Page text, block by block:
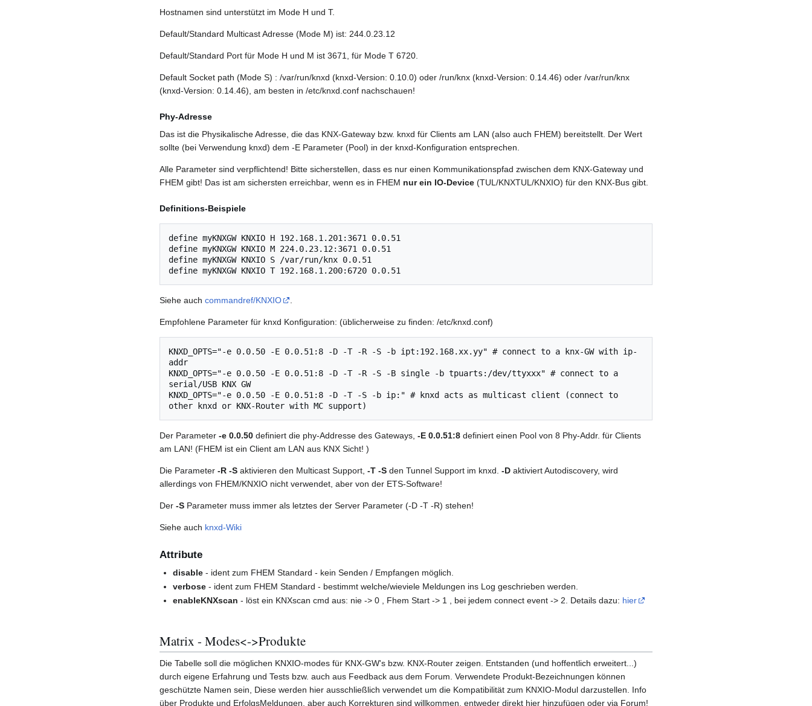
Hostnamen sind unterstützt im Mode H und T.
Default/Standard Multicast Adresse (Mode M) ist: 244.0.23.12
Default/Standard Port für Mode H und M ist 3671, für Mode T 6720.
Default Socket path (Mode S) : /var/run/knxd (knxd-Version: 0.10.0) oder /run/knx (knxd-Version: 0.14.46) oder /var/run/knx
(knxd-Version: 0.14.46), am besten in /etc/knxd.conf nachschauen!
Phy-Adresse
Das ist die Physikalische Adresse, die das KNX-Gateway bzw. knxd für Clients am LAN (also auch FHEM) bereitstellt. Der Wert
sollte (bei Verwendung knxd) dem -E Parameter (Pool) in der knxd-Konfiguration entsprechen.
Alle Parameter sind verpflichtend! Bitte sicherstellen, dass es nur einen Kommunikationspfad zwischen dem KNX-Gateway und
FHEM gibt! Das ist am sichersten erreichbar, wenn es in FHEM nur ein IO-Device (TUL/KNXTUL/KNXIO) für den KNX-Bus gibt.
Definitions-Beispiele
define myKNXGW KNXIO H 192.168.1.201:3671 0.0.51
define myKNXGW KNXIO M 224.0.23.12:3671 0.0.51
define myKNXGW KNXIO S /var/run/knx 0.0.51
Siehe auch commandref/KNXIO
Empfohlene Parameter für knxd Konfiguration: (üblicherweise zu finden: /etc/knxd.conf)
KNXD_OPTS="-e 0.0.50 -E 0.0.51:8 -D -T -R -S -b ipt:192.168.xx.yy" # connect to a knx-GW with ip-
addr
KNXD_OPTS="-e 0.0.50 -E 0.0.51:8 -D -T -R -S -B single -b tpuarts:/dev/ttyxxx" # connect to a
serial/USB KNX GW
KNXD_OPTS="-e 0.0.50 -E 0.0.51:8 -D -T -S -b ip:" # knxd acts as multicast client (connect to
Der Parameter -e 0.0.50 definiert die phy-Addresse des Gateways, -E 0.0.51:8 definiert einen Pool von 8 Phy-Addr. für Clients
am LAN! (FHEM ist ein Client am LAN aus KNX Sicht! )
Die Parameter -R -S aktivieren den Multicast Support, -T -S den Tunnel Support im knxd. -D aktiviert Autodiscovery, wird
allerdings von FHEM/KNXIO nicht verwendet, aber von der ETS-Software!
Der -S Parameter muss immer als letztes der Server Parameter (-D -T -R) stehen!
Siehe auch knxd-Wiki
Attribute
disable - ident zum FHEM Standard - kein Senden / Empfangen möglich.
verbose - ident zum FHEM Standard - bestimmt welche/wieviele Meldungen ins Log geschrieben werden.
enableKNXscan - löst ein KNXscan cmd aus: nie -> 0 , Fhem Start -> 1 , bei jedem connect event -> 2. Details dazu: hier
Matrix - Modes<->Produkte
Die Tabelle soll die möglichen KNXIO-modes für KNX-GW's bzw. KNX-Router zeigen. Entstanden (und hoffentlich erweitert...)
durch eigene Erfahrung und Tests bzw. auch aus Feedback aus dem Forum. Verwendete Produkt-Bezeichnungen können
geschützte Namen sein, Diese werden hier ausschließlich verwendet um die Kompatibilität zum KNXIO-Modul darzustellen. Info
über Produkte und ErfolgsMeldungen, aber auch Korrekturen sind willkommen, entweder direkt hier hinzufügen oder via Forum!